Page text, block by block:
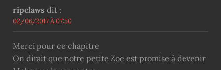
ripclaws dit :
02/06/2017 À 07:50
Merci pour ce chapitre
On dirait que notre petite Zoe est promise à devenir